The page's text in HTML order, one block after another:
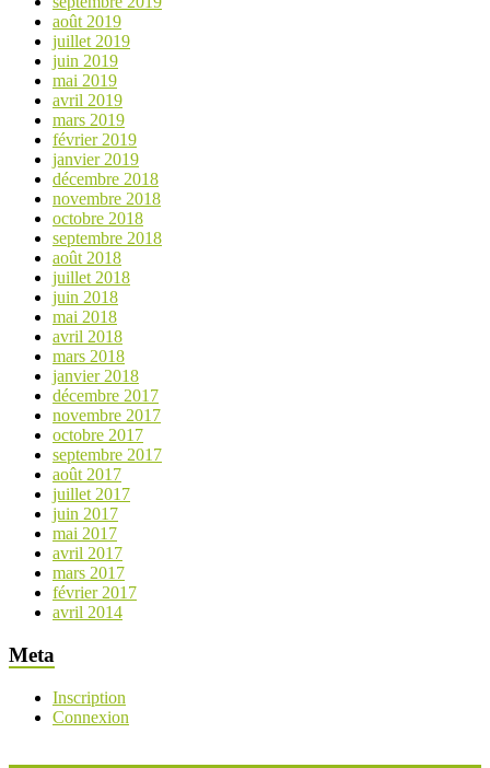
août 2019
juillet 2019
juin 2019
mai 2019
avril 2019
mars 2019
février 2019
janvier 2019
décembre 2018
novembre 2018
octobre 2018
septembre 2018
août 2018
juillet 2018
juin 2018
mai 2018
avril 2018
mars 2018
janvier 2018
décembre 2017
novembre 2017
octobre 2017
septembre 2017
août 2017
juillet 2017
juin 2017
mai 2017
avril 2017
mars 2017
février 2017
avril 2014
Meta
Inscription
Connexion